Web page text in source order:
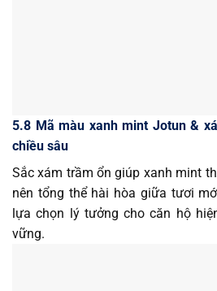
5.8 Mã màu xanh mint Jotun &
chiều sâu
Sắc xám trầm ổn giúp xanh mint
nên tổng thể hài hòa giữa tươi
lựa chọn lý tưởng cho căn hộ
vững.